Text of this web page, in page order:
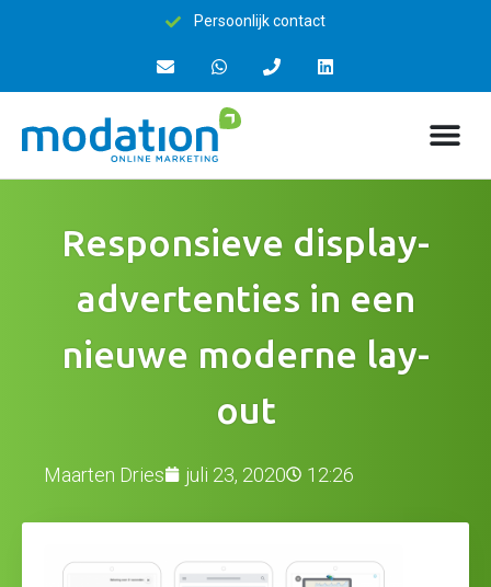
Persoonlijk contact
Responsieve display-
advertenties in een
nieuwe moderne lay-
out
Maarten Dries juli 23, 2020 12:26